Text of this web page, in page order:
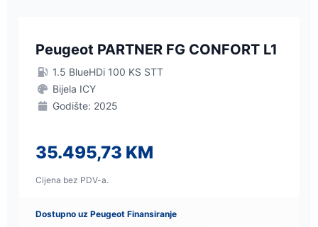
Peugeot PARTNER FG CONFORT L1
1.5 BlueHDi 100 KS STT
Bijela ICY
Godište: 2025
35.495,73 KM
Cijena bez PDV-a.
Dostupno uz Peugeot Finansiranje